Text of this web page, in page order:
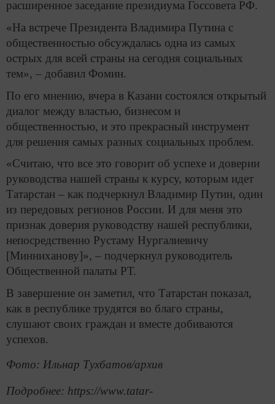
расширенное заседание президиума Госсовета РФ.
«На встрече Президента Владимира Путина с
общественностью обсуждалась одна из самых
острых для всей страны на сегодня социальных
тем», – добавил Фомин.
По его мнению, вчера в Казани состоялся открытый
диалог между властью, бизнесом и
общественностью, и это прекрасный инструмент
для решения самых разных социальных проблем.
«Считаю, что все это говорит об успехе и доверии
руководства нашей страны к курсу, которым идет
Татарстан – как подчеркнул Владимир Путин, один
из передовых регионов России. И для меня это
признак доверия руководству нашей республики,
непосредственно Рустаму Нургалиевичу
[Минниханову]», – подчеркнул руководитель
Общественной палаты РТ.
В завершение он заметил, что Татарстан показал,
как в республике трудятся во благо страны,
слушают своих граждан и вместе добиваются
успехов.
Фото: Ильнар Тухбатов/архив
Подробнее: https://www.tatar-